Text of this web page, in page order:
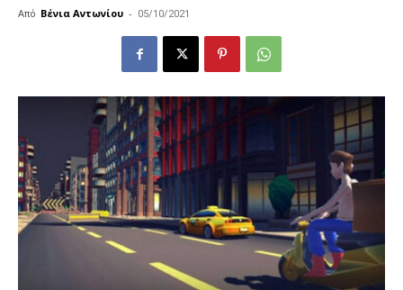
Από Βένια Αντωνίου - 05/10/2021